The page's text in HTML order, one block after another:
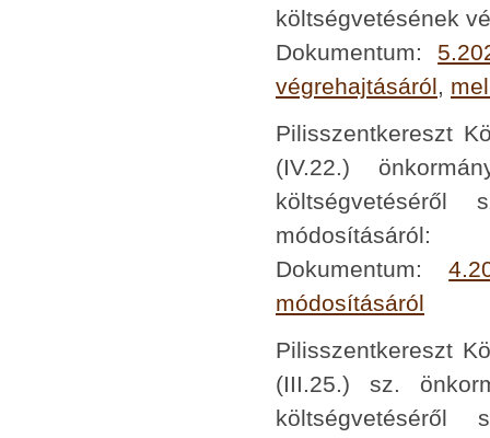
költségvetésének
Dokumentum:
végrehajtásáról
Pilisszentkereszt
(IV.22.)
költségvetéséről
módosításáról:
Dokumentum:
módosításáról
Pilisszentkereszt
(III.25.) sz.
költségvetéséről